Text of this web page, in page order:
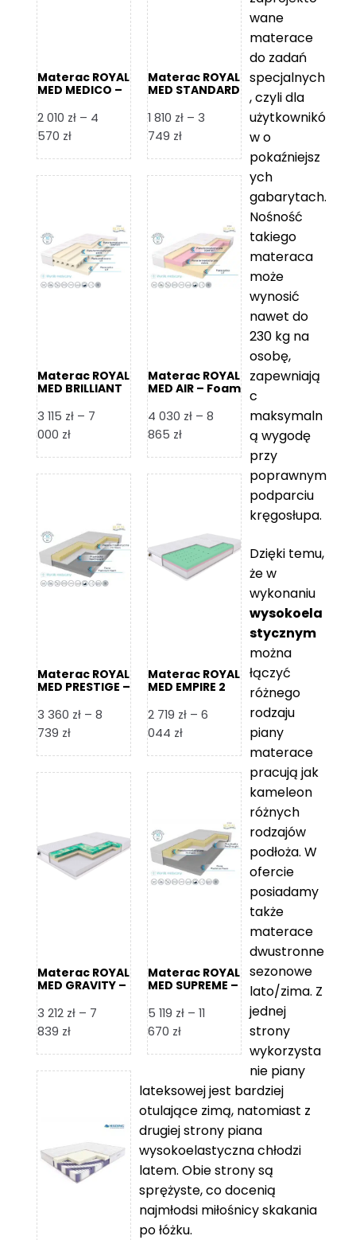
Materac ROYAL
MED MEDICO –
2 010 zł – 4
570 złZakres
od
4
570 zł
Materac ROYAL
MED STANDARD
1 810 zł – 3
749 złZakres
od
3
749 zł
Materac ROYAL
MED BRILLIANT
3 115 zł – 7
000 złZakres
od
7
000 zł
Materac ROYAL
MED AIR – Foam
4 030 zł – 8
865 złZakres
od
8
865 zł
Materac ROYAL
MED PRESTIGE –
3 360 zł – 8
739 złZakres
od
8
739 zł
Materac ROYAL
MED EMPIRE 2
2 719 zł – 6
044 złZakres
od
6
044 zł
Materac ROYAL
MED GRAVITY –
3 212 zł – 7
839 złZakres
od
839 zł
Materac ROYAL
MED SUPREME –
5 119 zł – 11
670 złZakres
5
119 zł
do
670 zł
wane
materace
do zadań
specjalnych
, czyli dla
użytkownikó
w o
pokaźniejsz
ych
gabarytach.
Nośność
takiego
materaca
może
wynosić
nawet do
230 kg na
osobę,
zapewniają
c
maksymaln
ą wygodę
przy
poprawnym
podparciu
kręgosłupa.
Dzięki temu,
że w
wykonaniu
wysokoela
stycznym
można
łączyć
różnego
rodzaju
piany
materace
pracują jak
kameleon
różnych
rodzajów
podłoża. W
ofercie
posiadamy
także
materace
dwustronne
sezonowe
lato/zima. Z
jednej
strony
wykorzysta
nie piany
lateksowej jest bardziej
otulające zimą, natomiast z
drugiej strony piana
wysokoelastyczna chłodzi
latem. Obie strony są
sprężyste, co docenią
najmłodsi miłośnicy skakania
po łóżku.